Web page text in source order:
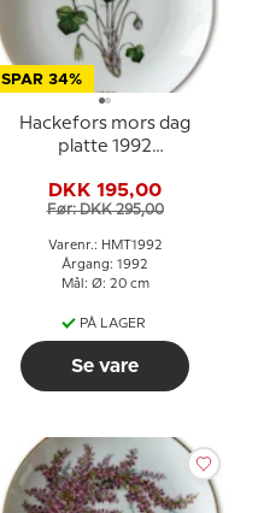
SPAR 34%
Hackefors mors dag
platte 1992
guldkant
DKK 195,00
Før: DKK 295,00
Varenr.: HMT1992
Årgang: 1992
Mål: Ø: 20 cm
PÅ LAGER
Se vare